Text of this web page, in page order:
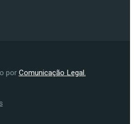
porComunicação Legal.